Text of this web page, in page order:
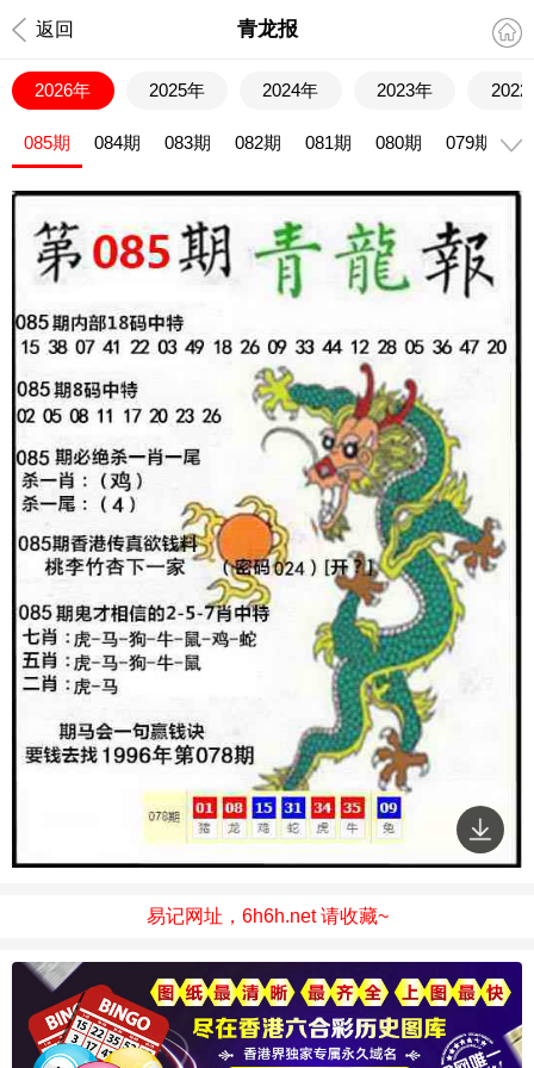
返回 青龙报
2026年 2025年 2024年 2023年 2022
085期 084期 083期 082期 081期 080期 079期
易记网址，6h6h.net 请收藏~